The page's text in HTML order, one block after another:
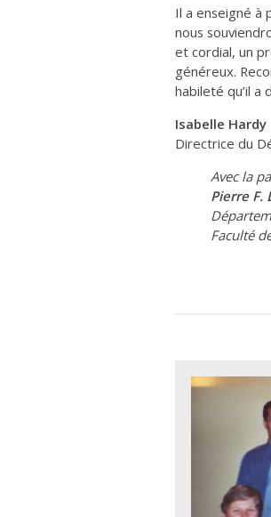
Il a enseigné à
nous
et cordial, un
généreux.
habileté qu’il a
Isabelle Hardy
Directrice du
Avec la
Pierre F.
Faculté